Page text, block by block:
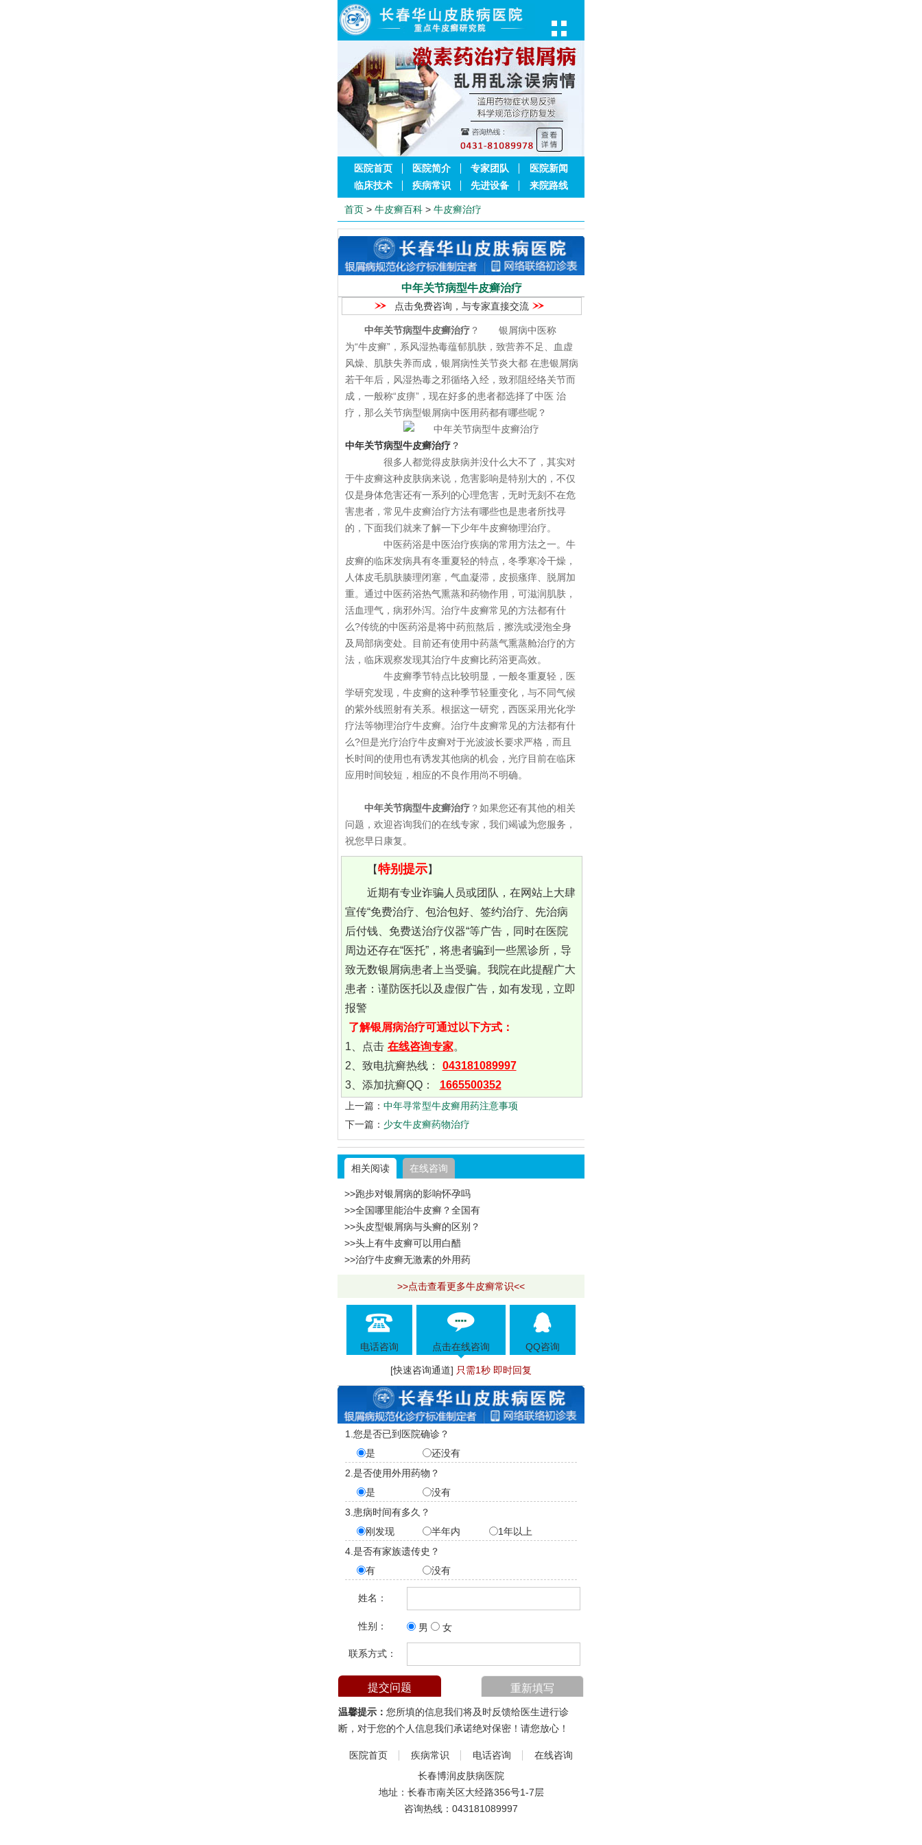
医院首页 医院简介 专家团队
医院新闻
临床技术
疾病常识 先进设备 来院路线
首页 > 牛皮癣百科 > 牛皮癣治疗
中年关节病型牛皮癣治疗
点击免费咨询，与专家直接交流
中年关节病型牛皮癣治疗 ？ 银屑病中医称
为“牛皮癣”，系风湿热毒蕴郁肌肤，致营养不足、血虚
风燥、肌肤失养而成，银屑病性关节炎大都 在患银屑病
若干年后，风湿热毒之邪循络入经，致邪阻经络关节而
成，一般称“皮痹”，现在好多的患者都选择了中医 治
疗，那么关节病型银屑病中医用药都有哪些呢？
中年关节病型牛皮癣治疗 ？
很多人都觉得皮肤病并没什么大不了，其实对
于牛皮癣这种皮肤病来说，危害影响是特别大的，不仅
仅是身体危害还有一系列的心理危害，无时无刻不在危
害患者，常见牛皮癣治疗方法有哪些也是患者所找寻
的，下面我们就来了解一下少年牛皮癣物理治疗。
中医药浴是中医治疗疾病的常用方法之一。牛
皮癣的临床发病具有冬重夏轻的特点，冬季寒冷干燥，
人体皮毛肌肤腠理闭塞，气血凝滞，皮损瘙痒、脱屑加
重。通过中医药浴热气熏蒸和药物作用，可滋润肌肤，
活血理气，病邪外泻。治疗牛皮癣常见的方法都有什
么?传统的中医药浴是将中药煎熬后，擦洗或浸泡全身
及局部病变处。目前还有使用中药蒸气熏蒸舱治疗的方
法，临床观察发现其治疗牛皮癣比药浴更高效。
牛皮癣季节特点比较明显，一般冬重夏轻，医
学研究发现，牛皮癣的这种季节轻重变化，与不同气候
的紫外线照射有关系。根据这一研究，西医采用光化学
疗法等物理治疗牛皮癣。治疗牛皮癣常见的方法都有什
么?但是光疗治疗牛皮癣对于光波波长要求严格，而且
长时间的使用也有诱发其他病的机会，光疗目前在临床
应用时间较短，相应的不良作用尚不明确。
中年关节病型牛皮癣治疗 ？如果您还有其他的相关
问题，欢迎咨询我们的在线专家，我们竭诚为您服务，
祝您早日康复。
【特别提示】
近期有专业诈骗人员或团队，在网站上大肆
宣传“免费治疗、包治包好、签约治疗、先治病
后付钱、免费送治疗仪器“等广告，同时在医院
周边还存在“医托”，将患者骗到一些黑诊所，导
致无数银屑病患者上当受骗。我院在此提醒广大
患者：谨防医托以及虚假广告，如有发现，立即
报警
了解银屑病治疗可通过以下方式：
1、点击 在线咨询专家。
2、致电抗癣热线：
043181089997
3、添加抗癣QQ：
1665500352
上一篇： 中年寻常型牛皮癣用药注意事项
下一篇： 少女牛皮癣药物治疗
相关阅读 在线咨询
>>跑步对银屑病的影响怀孕吗
>>全国哪里能治牛皮癣？全国有
>>头皮型银屑病与头癣的区别？
>>头上有牛皮癣可以用白醋
>>治疗牛皮癣无激素的外用药
>>点击查看更多牛皮癣常识<<
电话咨询 点击在线咨询 QQ咨询
[快速咨询通道] 只需1秒 即时回复
1.您是否已到医院确诊？
是
还没有
2.是否使用外用药物？
是
没有
3.患病时间有多久？
刚发现
半年内
1年以上
4.是否有家族遗传史？
有
没有
姓名：
性别： 男 女
联系方式：
温馨提示： 您所填的信息我们将及时反馈给医生进行诊
断，对于您的个人信息我们承诺绝对保密！请您放心！
医院首页 疾病常识 电话咨询
在线咨询
长春博润皮肤病医院
地址：长春市南关区大经路356号1-7层
咨询热线： 043181089997